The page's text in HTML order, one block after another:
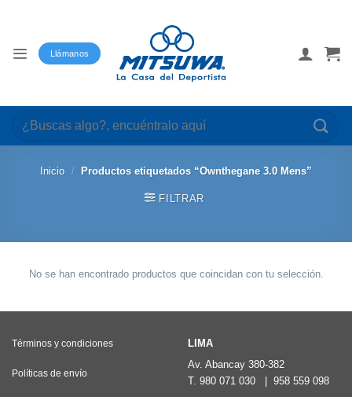
Llámanos
Buscar
por:
Inicio / Productos etiquetados “Ownthegane 3.0 Mens”
FILTRAR
No se han encontrado productos que coincidan con tu selección.
Términos y condiciones
Políticas de envío
LIMA
Av. Abancay 380-382
T. 980 071 030 958 559 098